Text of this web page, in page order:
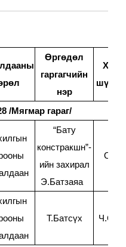
ЖУРАМ
ГАРГАХ ВЭ?Өргөдөл
гаргагчийн
нэр
/Мягмар гараг/
“Бату
констракшн”-
ийн захирал
Э.Батзаяа
Т.Батсүх